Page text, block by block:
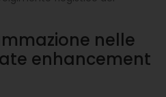
nelle
enhancement